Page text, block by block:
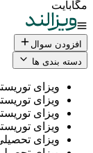
ها
توریستی کانادا
توریستی شینگن
توریستی روسیه
توریستی استرالیا
تحصیلی کانادا